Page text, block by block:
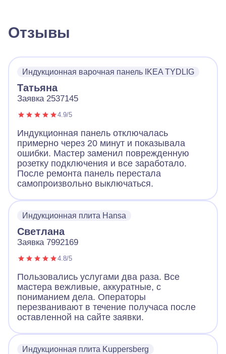
Отзывы
Индукционная варочная панель IKEA TYDLIG
Татьяна
Заявка 2537145
4.9/5
Индукционная панель отключалась
примерно через 20 минут и показывала
ошибки. Мастер заменил поврежденную
розетку подключения и все заработало.
После ремонта панель перестала
самопроизвольно выключаться.
Индукционная плита Hansa
Светлана
Заявка 7992169
4.8/5
Пользовались услугами два раза. Все
мастера вежливые, аккуратные, с
пониманием дела. Операторы
перезванивают в течение получаса после
оставленной на сайте заявки.
Индукционная плита Kuppersberg